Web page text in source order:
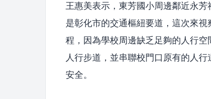
王惠美表示，東芳國小周邊鄰近永
是彰化市的交通樞紐要道，這次來
程，因為學校周邊缺乏足夠的人行
人行步道，並串聯校門口原有的人
安全。